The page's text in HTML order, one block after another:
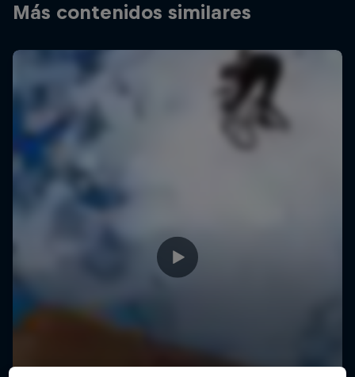
Más contenidos similares